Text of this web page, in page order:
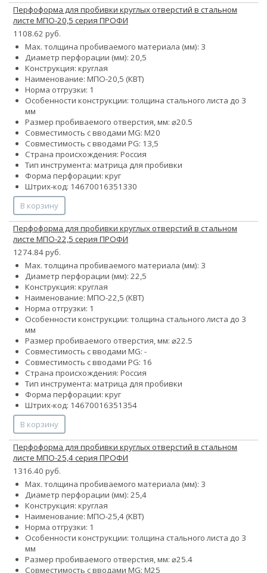
Перфоформа для пробивки круглых отверстий в стальном
листе МПО-20,5 серия ПРОФИ
1108.62 руб.
Max. толщина пробиваемого материала (мм): 3
Диаметр перфорации (мм): 20,5
Конструкция: круглая
Наименование: МПО-20,5 (КВТ)
Норма отгрузки: 1
Особенности конструкции: толщина стального листа до 3
мм
Размер пробиваемого отверстия, мм: ⌀20.5
Совместимость с вводами MG: М20
Совместимость с вводами PG: 13,5
Страна происхождения: Россия
Тип инструмента: матрица для пробивки
Форма перфорации: круг
Штрих-код: 14670016351330
В корзину
Перфоформа для пробивки круглых отверстий в стальном
листе МПО-22,5 серия ПРОФИ
1274.84 руб.
Max. толщина пробиваемого материала (мм): 3
Диаметр перфорации (мм): 22,5
Конструкция: круглая
Наименование: МПО-22,5 (КВТ)
Норма отгрузки: 1
Особенности конструкции: толщина стального листа до 3
мм
Размер пробиваемого отверстия, мм: ⌀22.5
Совместимость с вводами MG: -
Совместимость с вводами PG: 16
Страна происхождения: Россия
Тип инструмента: матрица для пробивки
Форма перфорации: круг
Штрих-код: 14670016351354
В корзину
Перфоформа для пробивки круглых отверстий в стальном
листе МПО-25,4 серия ПРОФИ
1316.40 руб.
Max. толщина пробиваемого материала (мм): 3
Диаметр перфорации (мм): 25,4
Конструкция: круглая
Наименование: МПО-25,4 (КВТ)
Норма отгрузки: 1
Особенности конструкции: толщина стального листа до 3
мм
Размер пробиваемого отверстия, мм: ⌀25.4
Совместимость с вводами MG: М25